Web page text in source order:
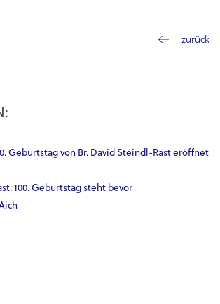
zurück
Geburtstag von Br. David Steindl-Rast eröffnet
100. Geburtstag steht bevor